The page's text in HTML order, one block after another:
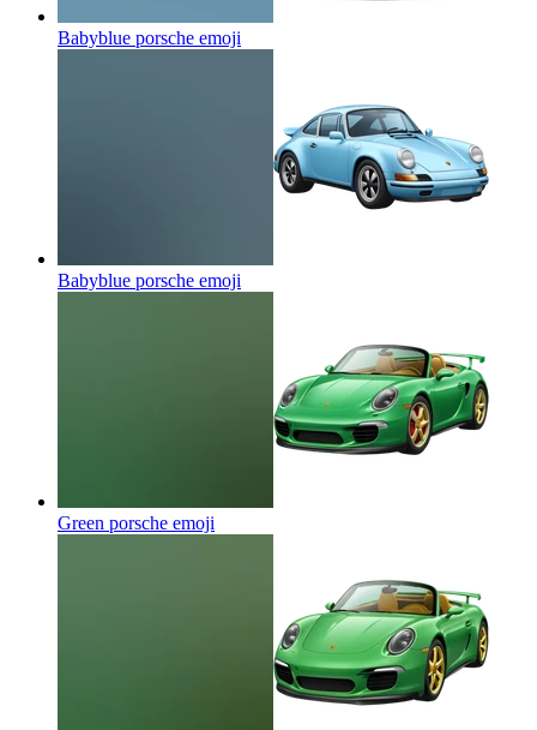
Babyblue porsche emoji
Babyblue porsche emoji
Green porsche emoji